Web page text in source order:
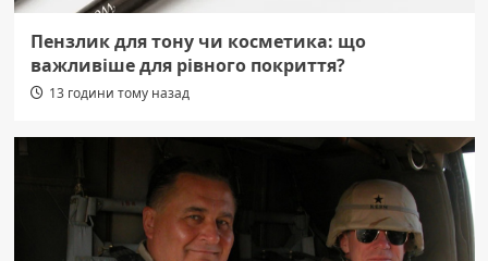
Пензлик для тону чи косметика: що
важливіше для рівного покриття?
13 години тому назад